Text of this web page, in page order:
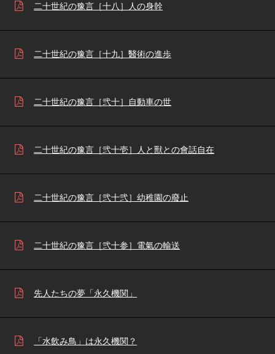
二十世紀の豫言［十八］人の身幹
二十世紀の豫言［十九］醫術の進歩
二十世紀の豫言［弐十］自動車の世
二十世紀の豫言［弐十壱］人と獸との會話自在
二十世紀の豫言［弐十弐］幼稚園の廢止
二十世紀の豫言［弐十参］電氣の輸送
先人たちの夢「永久機関」
「水飲み鳥」は永久機関？